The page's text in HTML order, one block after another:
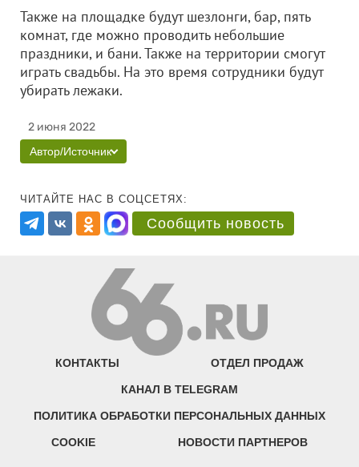
Также на площадке будут шезлонги, бар, пять
комнат, где можно проводить небольшие
праздники, и бани. Также на территории смогут
играть свадьбы. На это время сотрудники будут
убирать лежаки.
2 июня 2022
Автор/Источник
ЧИТАЙТЕ НАС В СОЦСЕТЯХ:
Сообщить новость
КОНТАКТЫ ОТДЕЛ ПРОДАЖ
КАНАЛ В TELEGRAM
ПОЛИТИКА ОБРАБОТКИ ПЕРСОНАЛЬНЫХ ДАННЫХ
COOKIE НОВОСТИ ПАРТНЕРОВ